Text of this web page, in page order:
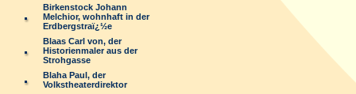
Birkenstock Johann
Melchior, wohnhaft in der
Erdbergstraï¿½e
Blaas Carl von, der
Historienmaler aus der
Strohgasse
Blaha Paul, der
Volkstheaterdirektor